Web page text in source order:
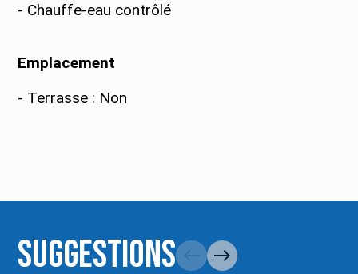
- Chauffe-eau contrôlé
Emplacement
- Terrasse : Non
Suggestions east